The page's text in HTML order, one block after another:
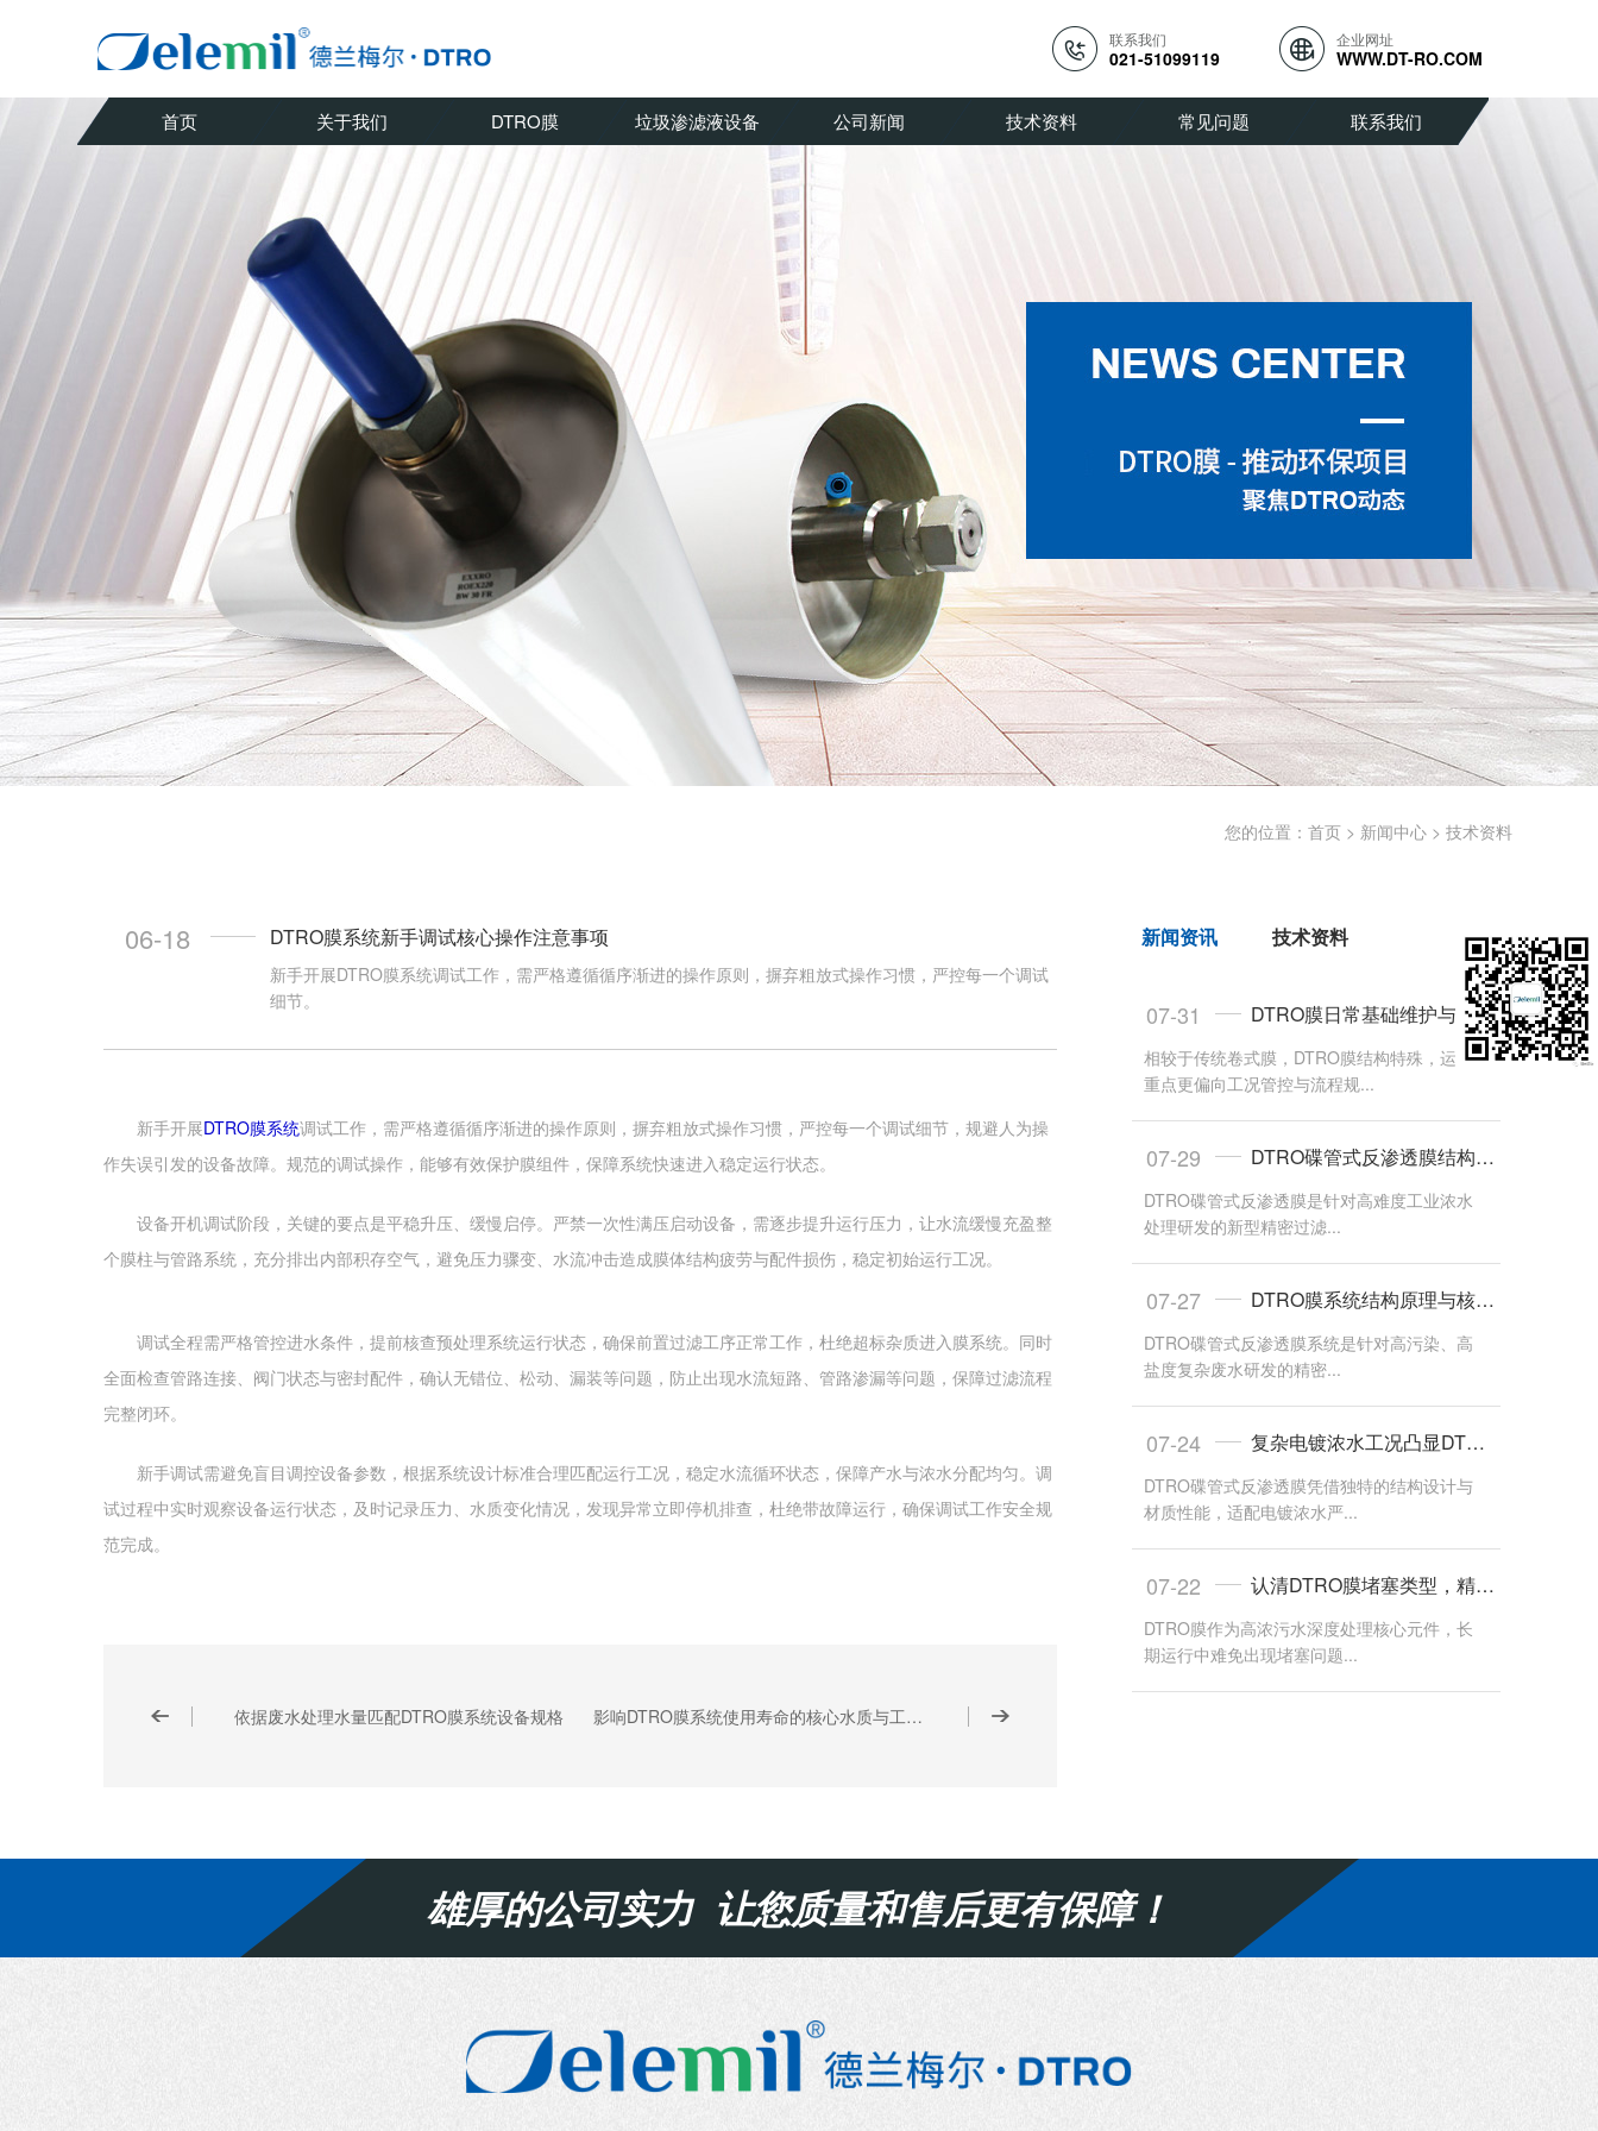
联系我们
021-51099119
企业网址
WWW.DT-RO.COM
联系我们
常见问题
技术资料
公司新闻
垃圾渗滤液设备
DTRO膜
关于我们
首页
您的位置： 首页 > 新闻中心 > 技术资料
06-18 DTRO膜系统新手调试核心操作注意事项
新手开展DTRO膜系统调试工作，需严格遵循循序渐进的操作原则，摒弃粗放式操作习惯，严控每一个调试
细节。
新手开展DTRO膜系统调试工作，需严格遵循循序渐进的操作原则，摒弃粗放式操作习惯，严控每一个调试细节，规避人为操
作失误引发的设备故障。规范的调试操作，能够有效保护膜组件，保障系统快速进入稳定运行状态。
设备开机调试阶段，关键的要点是平稳升压、缓慢启停。严禁一次性满压启动设备，需逐步提升运行压力，让水流缓慢充盈整
个膜柱与管路系统，充分排出内部积存空气，避免压力骤变、水流冲击造成膜体结构疲劳与配件损伤，稳定初始运行工况。
调试全程需严格管控进水条件，提前核查预处理系统运行状态，确保前置过滤工序正常工作，杜绝超标杂质进入膜系统。同时
全面检查管路连接、阀门状态与密封配件，确认无错位、松动、漏装等问题，防止出现水流短路、管路渗漏等问题，保障过滤流程
完整闭环。
新手调试需避免盲目调控设备参数，根据系统设计标准合理匹配运行工况，稳定水流循环状态，保障产水与浓水分配均匀。调
试过程中实时观察设备运行状态，及时记录压力、水质变化情况，发现异常立即停机排查，杜绝带故障运行，确保调试工作安全规
范完成。
依据废水处理水量匹配DTRO膜系统设备规格 影响DTRO膜系统使用寿命的核心水质与工况因素
新闻资讯 技术资料
07-31 DTRO膜日常基础维护与工况稳定技巧
相较于传统卷式膜，DTRO膜结构特殊，运维
重点更偏向工况管控与流程规...
07-29 DTRO碟管式反渗透膜结构原理与核心特性
DTRO碟管式反渗透膜是针对高难度工业浓水
处理研发的新型精密过滤...
07-27 DTRO膜系统结构原理与核心工艺优势
DTRO碟管式反渗透膜系统是针对高污染、高
盐度复杂废水研发的精密...
07-24 复杂电镀浓水工况凸显DTRO膜抗污核心优势
DTRO碟管式反渗透膜凭借独特的结构设计与
材质性能，适配电镀浓水严...
07-22 认清DTRO膜堵塞类型，精准判断堵塞成因
DTRO膜作为高浓污水深度处理核心元件，长
期运行中难免出现堵塞问题...
雄厚的公司实力 让您质量和售后更有保障！